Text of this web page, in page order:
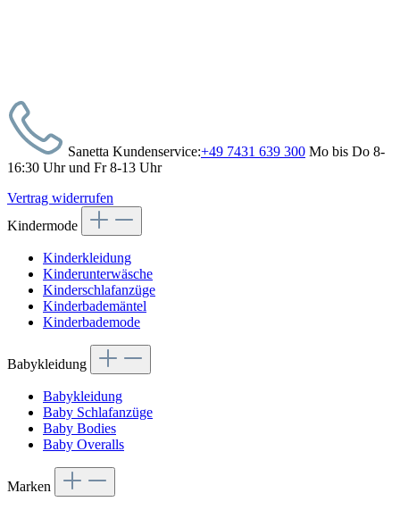
Sanetta Kundenservice:+49 7431 639 300 Mo bis Do 8-
16:30 Uhr und Fr 8-13 Uhr
Vertrag widerrufen
Kindermode
Kinderkleidung
Kinderunterwäsche
Kinderschlafanzüge
Kinderbademäntel
Kinderbademode
Babykleidung
Babykleidung
Baby Schlafanzüge
Baby Bodies
Baby Overalls
Marken